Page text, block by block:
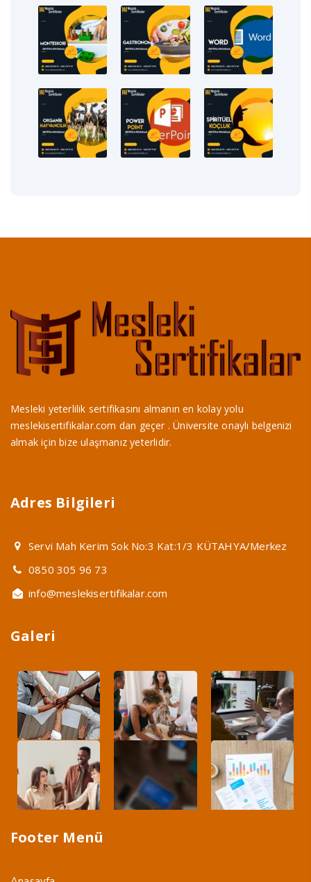
Mesleki yeterlilik sertifikasını almanın en kolay yolu
meslekisertifikalar.com dan geçer . Üniversite onaylı belgenizi
almak için bize ulaşmanız yeterlidir.
Adres Bilgileri
Servi Mah Kerim Sok No:3 Kat:1/3 KÜTAHYA/Merkez
0850 305 96 73
info@meslekisertifikalar.com
Galeri
Footer Menü